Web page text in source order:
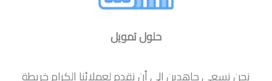
حلول تمويل
نحن نسعى جاهدين إلى أن نقدم لعملائنا الكرام خريطة